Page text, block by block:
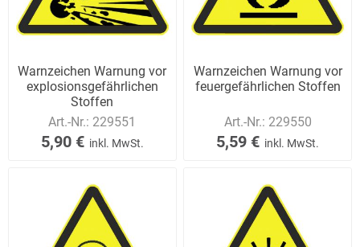
Warnzeichen Warnung vor
explosionsgefährlichen
Stoffen
Art.-Nr.: 229551
5,90 € inkl. MwSt.
Warnzeichen Warnung vor
feuergefährlichen Stoffen
Art.-Nr.: 229550
5,59 € inkl. MwSt.